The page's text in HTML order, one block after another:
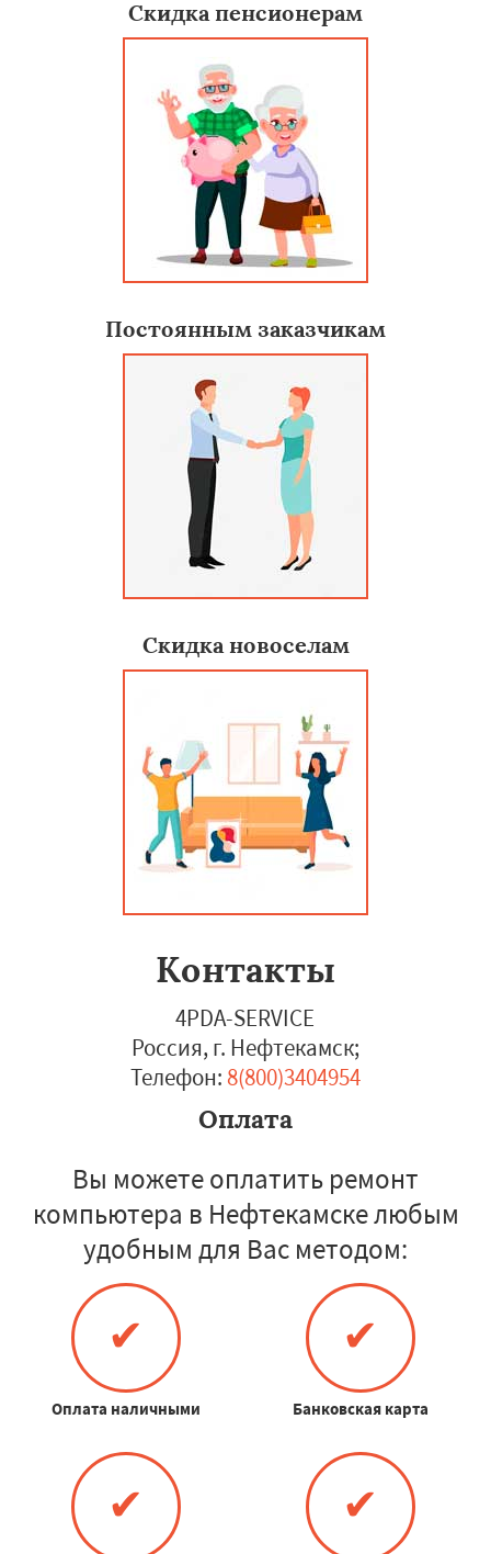
Скидка пенсионерам
Постоянным заказчикам
Скидка новоселам
Контакты
4PDA-SERVICE
Россия, г. Нефтекамск;
Телефон: 8(800)3404954
Оплата
Вы можете оплатить ремонт
компьютера в Нефтекамске любым
удобным для Вас методом:
✔
Оплата наличными
✔
Банковская карта
✔ ✔